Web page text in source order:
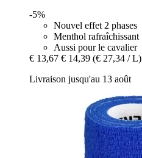
-5%
Nouvel effet 2 phases
Menthol rafraîchissant
Aussi pour le cavalier
€ 13,67 € 14,39 (€ 27,34 / L)
Livraison jusqu'au 13 août